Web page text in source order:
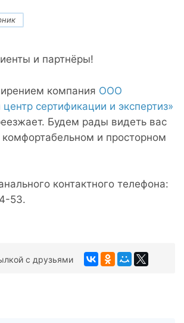
и партнёры!
компания ООО
сертификации и экспертиз»
Будем рады видеть вас
и просторном
контактного телефона:
53.
с друзьями